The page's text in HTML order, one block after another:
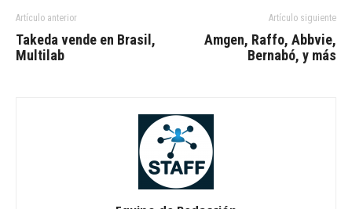
Artículo anterior
Takeda vende en Brasil,
Multilab
Artículo siguiente
Amgen, Raffo, Abbvie,
Bernabó, y más